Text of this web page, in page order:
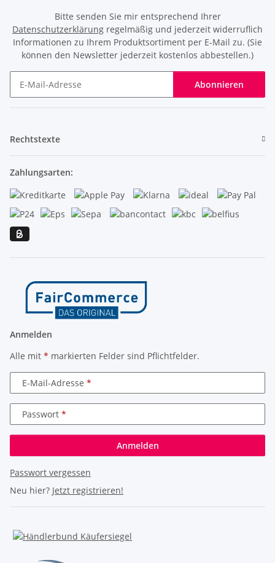
Bitte senden Sie mir entsprechend Ihrer
Datenschutzerklärung regelmäßig und jederzeit widerruflich
Informationen zu Ihrem Produktsortiment per E-Mail zu. (Sie
können den Newsletter jederzeit kostenlos abbestellen.)
Abonnieren
Rechtstexte
Zahlungsarten:
Anmelden
Alle mit * markierten Felder sind Pflichtfelder.
E-Mail-Adresse
Passwort
Anmelden
Passwort vergessen
Neu hier? Jetzt registrieren!